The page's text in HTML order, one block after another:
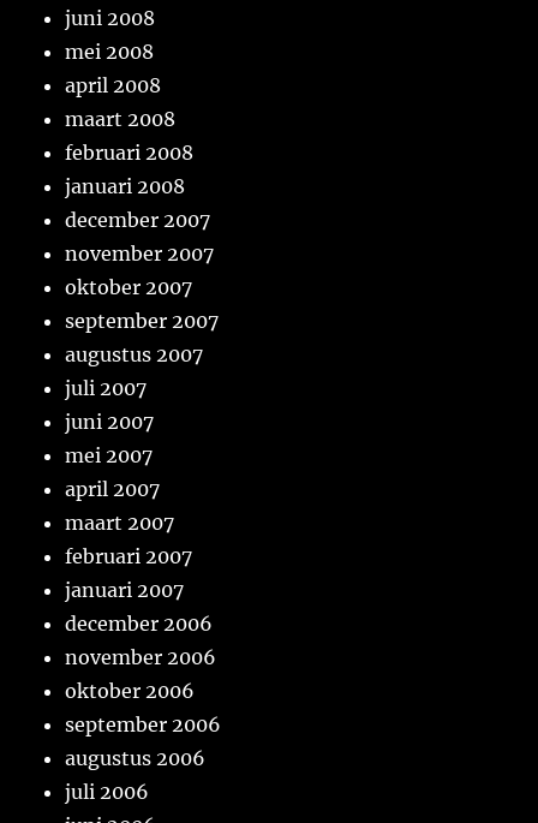
juni 2008
mei 2008
april 2008
maart 2008
februari 2008
januari 2008
december 2007
november 2007
oktober 2007
september 2007
augustus 2007
juli 2007
juni 2007
mei 2007
april 2007
maart 2007
februari 2007
januari 2007
december 2006
november 2006
oktober 2006
september 2006
augustus 2006
juli 2006